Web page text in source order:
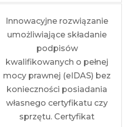
Innowacyjne rozwiązanie
umożliwiające składanie
podpisów
kwalifikowanych o pełnej
mocy prawnej (eIDAS) bez
konieczności posiadania
własnego certyfikatu czy
sprzętu. Certyfikat